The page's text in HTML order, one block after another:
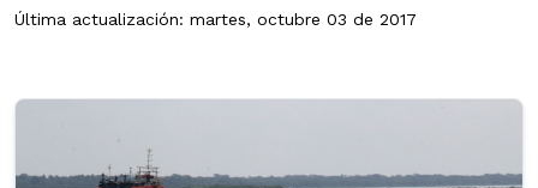
Última actualización: martes, octubre 03 de 2017